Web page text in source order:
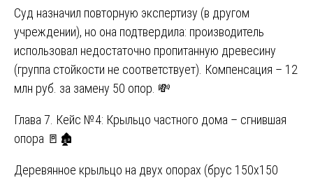
Суд назначил повторную экспертизу (в другом
учреждении), но она подтвердила: производитель
использовал недостаточно пропитанную древесину
(группа стойкости не соответствует). Компенсация – 12
млн руб. за замену 50 опор. 💸
Глава 7. Кейс №4: Крыльцо частного дома – сгнившая
опора 🚪🏚️
Деревянное крыльцо на двух опорах (брус 150х150